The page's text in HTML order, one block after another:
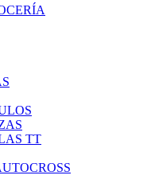
TT